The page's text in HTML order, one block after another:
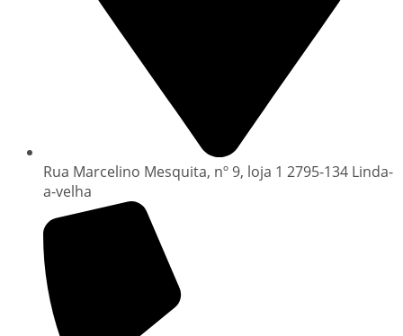
Rua Marcelino Mesquita, nº 9, loja 1 2795-134 Linda-
a-velha